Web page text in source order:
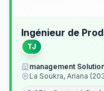
Ingénieur de
TJ
management
La Soukra, Ariana